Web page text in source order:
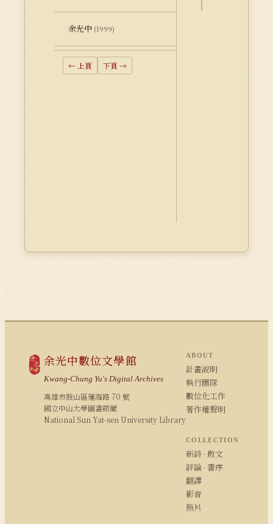
余光中 (1999)
← 上頁 下頁 →
余光中數位文學館
Kwang-Chung Yu's Digital Archives
高雄市鼓山區蓮海路 70 號
國立中山大學圖書館藏
National Sun Yat-sen University Library
ABOUT
計畫說明
執行團隊
數位化工作
著作權聲明
COLLECTION
新詩 · 散文
評論 · 書序
翻譯
影音
照片